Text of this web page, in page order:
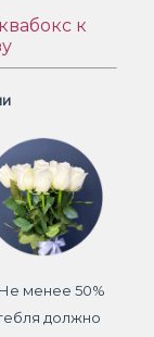
к
менее 50%
должно